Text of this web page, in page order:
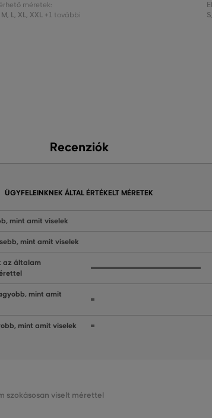
méretek:
M, L, XL, XXL +1 további S
Recenziók
ÜGYFELEINKNEK ÁLTAL ÉRTÉKELT MÉRETEK
mint amit viselek
mint amit viselek
az általam
mint amit
mint amit viselek
szokásosan viselt mérettel